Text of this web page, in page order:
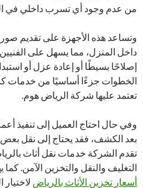
من عدم وجود أي تسرب داخلي في
وتساعد هذه الأجهزة على تقديم
داخل المنزل، مما يسهل على
إصلاحًا بسيطًا أو إعادة عزل أو
الخطوات جزءًا أساسيًا من خدمات
تعتمد عليها شركة الرياض هوم.
وفي حال احتاج العميل إلى تنفيذ
بعد الكشف، فقد يحتاج إلى نقل بعض
تقدم الشركة خدمات نقل أثاث
التغليف والنقل والتخزين الآمن. كما
أسعار تخزين الأثاث بالرياض